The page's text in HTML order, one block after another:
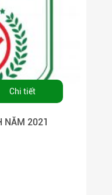
Chi tiết
NĂM 2021